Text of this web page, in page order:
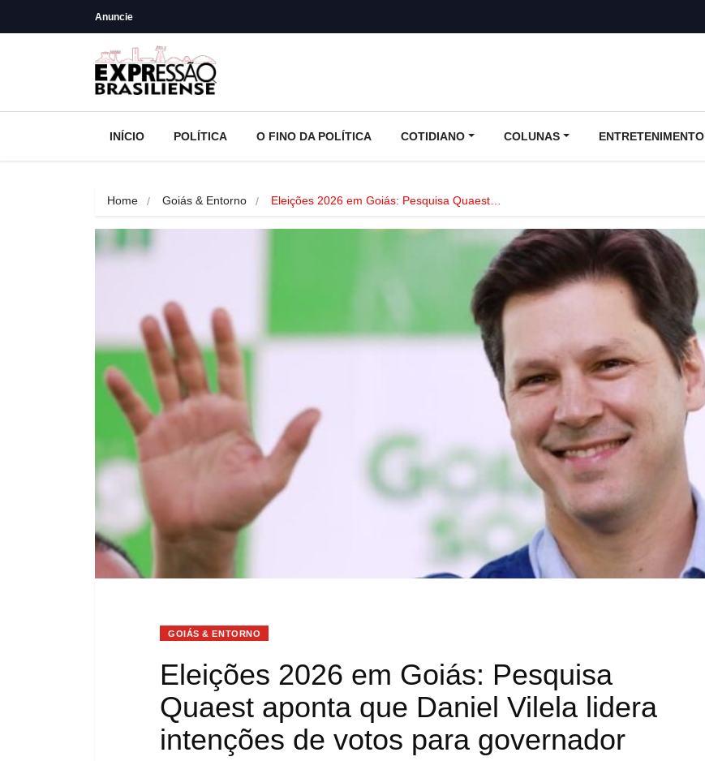
Anuncie
INÍCIO POLÍTICA O FINO DA POLÍTICA COTIDIANO COLUNAS ENTRETENIMENTO
Home Goiás & Entorno Eleições 2026 em Goiás: Pesquisa Quaest…
GOIÁS & ENTORNO
Eleições 2026 em Goiás: Pesquisa
Quaest aponta que Daniel Vilela lidera
intenções de votos para governador